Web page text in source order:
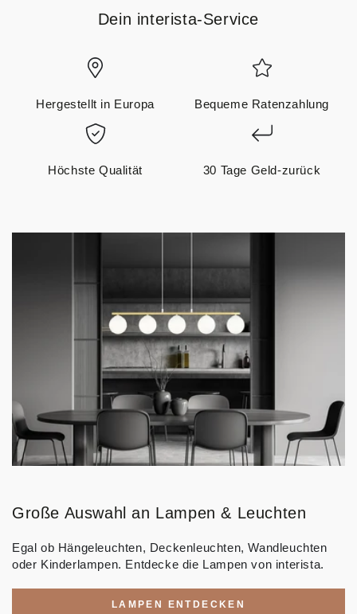
Dein interista-Service
Hergestellt in Europa Bequeme Ratenzahlung
Höchste Qualität 30 Tage Geld-zurück
Große Auswahl an Lampen & Leuchten
Egal ob Hängeleuchten, Deckenleuchten, Wandleuchten
oder Kinderlampen. Entdecke die Lampen von interista.
LAMPEN ENTDECKEN